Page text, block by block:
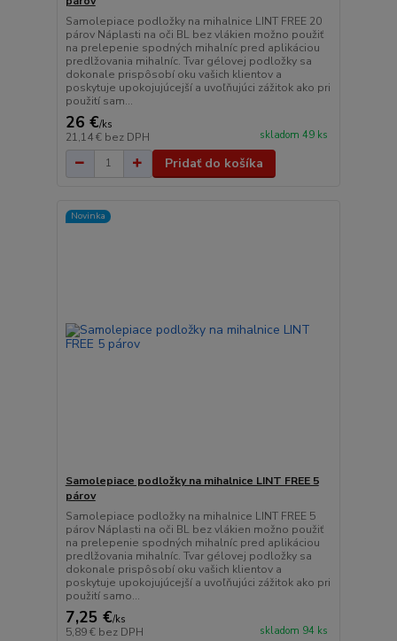
Samolepiace podložky na mihalnice LINT FREE 20
párov Náplasti na oči BL bez vlákien možno použiť
na prelepenie spodných mihalníc pred aplikáciou
predlžovania mihalníc. Tvar gélovej podložky sa
dokonale prispôsobí oku vašich klientov a
poskytuje upokojujúcejší a uvoľňujúci zážitok ako pri
použití sam...
26 €/ks
21,14 € bez DPH skladom 49 ks
Pridať do košíka
Novinka
Samolepiace podložky na mihalnice LINT FREE 5
párov
Samolepiace podložky na mihalnice LINT FREE 5
párov Náplasti na oči BL bez vlákien možno použiť
na prelepenie spodných mihalníc pred aplikáciou
predlžovania mihalníc. Tvar gélovej podložky sa
dokonale prispôsobí oku vašich klientov a
poskytuje upokojujúcejší a uvoľňujúci zážitok ako pri
použití samo...
7,25 €/ks
5,89 € bez DPH skladom 94 ks